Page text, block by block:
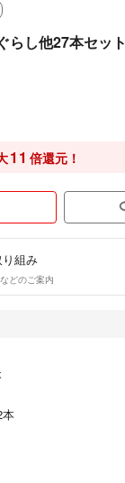
し他27本セット
11 倍還元！
組み
どのご案内